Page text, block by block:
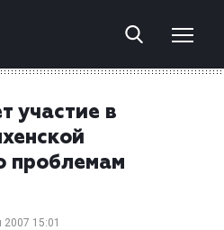
участие в
проблемам
15:01